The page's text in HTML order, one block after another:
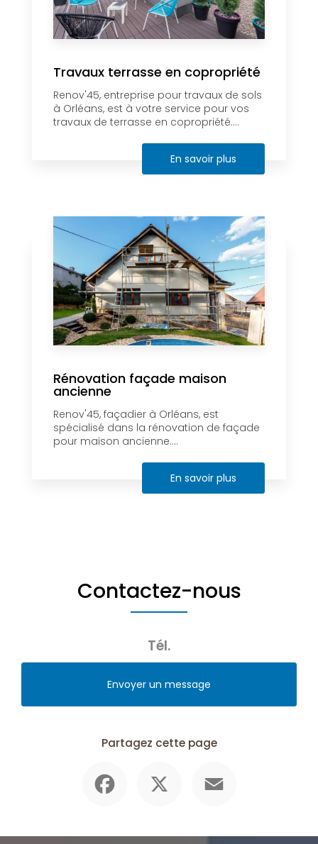
Travaux terrasse en copropriété
Renov'45, entreprise pour travaux de sols
à Orléans, est à votre service pour vos
travaux de terrasse en copropriété....
En savoir plus
Rénovation façade maison
ancienne
Renov'45, façadier à Orléans, est
spécialisé dans la rénovation de façade
pour maison ancienne....
En savoir plus
Contactez-nous
Tél.
Envoyer un message
Partagez cette page